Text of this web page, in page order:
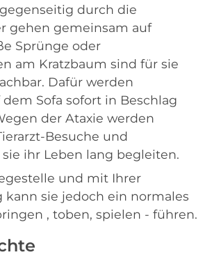
durch die
gehen gemeinsam auf
Sprünge oder
am Kratzbaum sind für sie
Dafür werden
Sofa sofort in Beschlag
der Ataxie werden
Besuche und
ihr Leben lang begleiten.
und mit Ihrer
kann sie jedoch ein normales
, toben, spielen - führen.